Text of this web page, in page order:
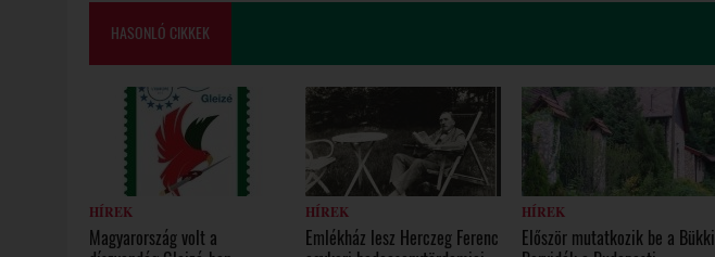
HASONLÓ CIKKEK
HÍREK
Magyarország volt a
HÍREK
Emlékház lesz Herczeg Ferenc
HÍREK
Először mutatkozik be a Bükki